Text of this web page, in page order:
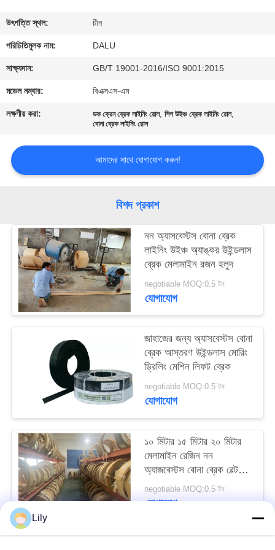
আমাদের
সাথে
যোগাযোগ
করুন
উদ্ধৃতির
জন্য
সাইট
ম্যাপ
PRIVACY
POLICY
উৎপত্তি স্থল: চীন
পরিচিতিমুলক নাম: DALU
সাক্ষ্যদান: GB/T 19001-2016/ISO 9001:2015
মডেল নম্বার: বিএক্সএস-এম
লক্ষণীয় করা: ডক ক্রেন ব্রেক লাইনিং রোল,শিপ উইঞ্চ ব্রেক লাইনিং রোল,
বোনা ব্রেক লাইনিং রোল
আমাদের সাথে যোগাযোগ করুন!
বিশদ প্রকাশ
নন অ্যাসবেস্টস বোনা ব্রেক
লাইনিং উইঞ্চ অ্যাঙ্কর উইন্ডলাস
ব্রেক মেলামাইন রজন হলুদ
negotiable MOQ:0.5 টন
যোগাযোগ
জাহাজের জন্য অ্যাসবেস্টস বোনা
ব্রেক আস্তরণ উইন্ডলাস মোরিং
ড্রিলিং মেশিন লিফট ব্রেক
negotiable MOQ:0.5 টন
যোগাযোগ
১০ মিটার ১৫ মিটার ২০ মিটার
মেলামাইন রেজিন নন
অ্যাজবেস্টস বোনা ব্রেক বেল্ট
জাহাজের নোঙ্গর জন্য
negotiable MOQ:0.5 টন
যোগাযোগ
Lily